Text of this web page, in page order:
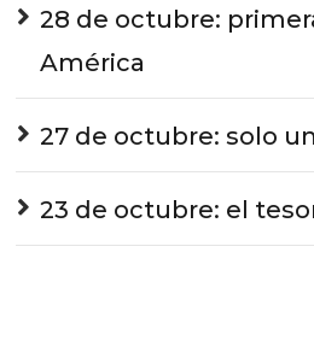
28 de octubre:
América
27 de octubre: solo
23 de octubre: el